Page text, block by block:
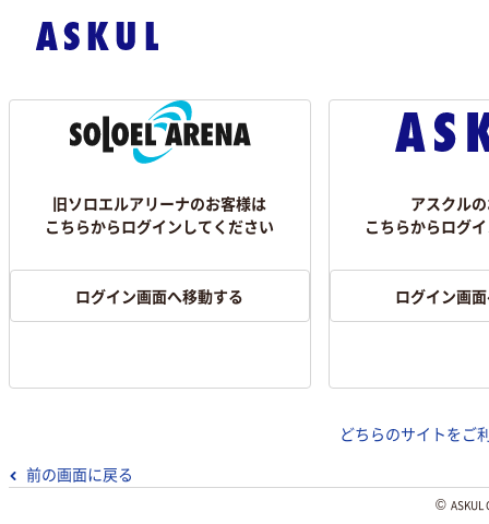
旧ソロエルアリーナのお客様は
こちらからログインしてください
ログイン画面へ移動する
アスクル
こちらからログ
ログイン画
どちらのサイトをご
前の画面に戻る
©